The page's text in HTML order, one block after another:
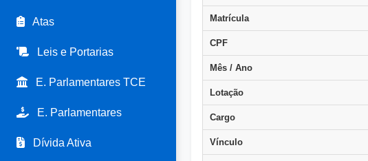
Atas
Leis e Portarias
E. Parlamentares TCE
E. Parlamentares
Dívida Ativa
Matrícula
CPF
Mês / Ano
Lotação
Cargo
Vínculo